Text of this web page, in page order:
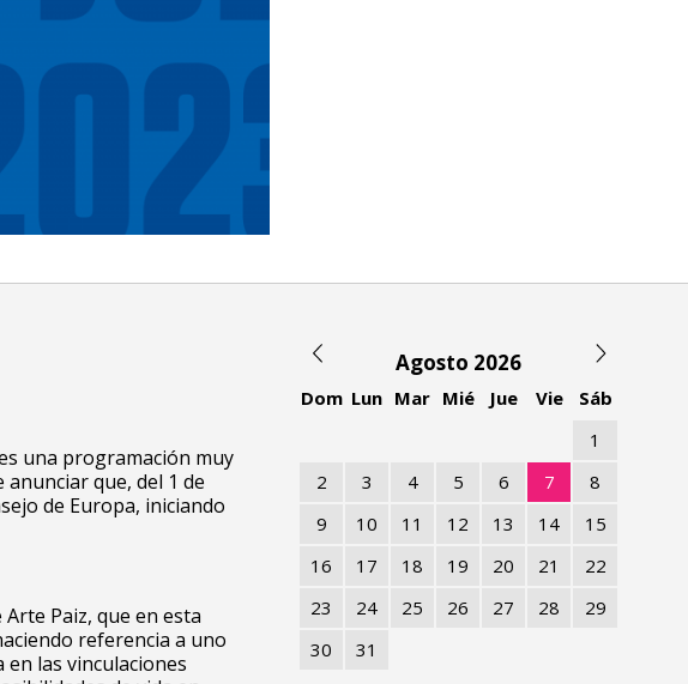
una programación muy
que, del 1 de
de Europa, iniciando
Paiz, que en esta
referencia a uno
en las vinculaciones
Agosto 2026
Dom Lun Mar Mié Jue Vie
Sáb
1
2
3 4 5 6 7
8
9
10 11 12 13 14
15
16
17 18 19 20 21
22
23
24 25 26 27 28
29
30
31